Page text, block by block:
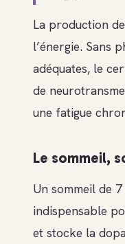
La production
l’énergie. Sans
adéquates, le
de
une fatigue
Le sommeil,
Un sommeil de
indispensable
et stocke la